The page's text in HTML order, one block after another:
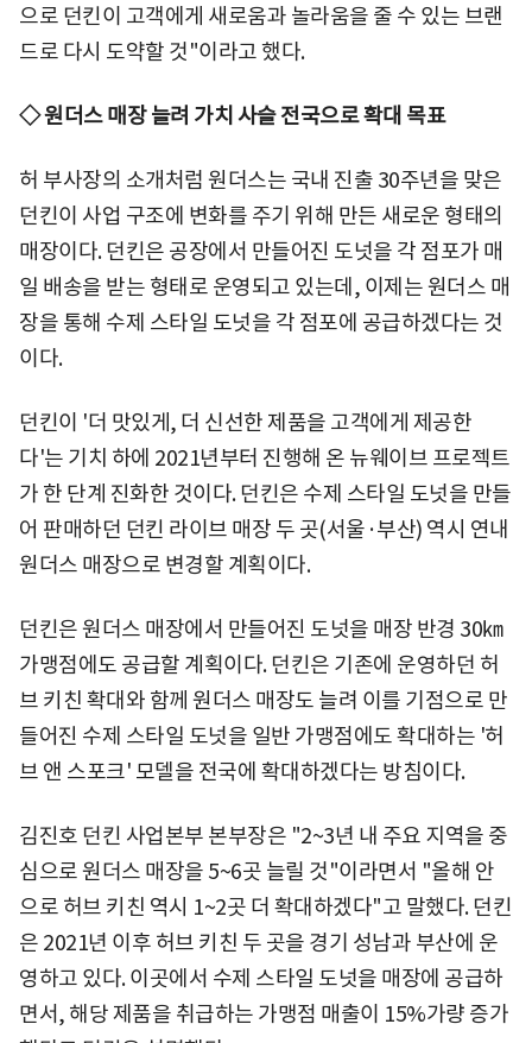
으로 던킨이 고객에게 새로움과 놀라움을 줄 수 있는 브랜
드로 다시 도약할 것"이라고 했다.
◇ 원더스 매장 늘려 가치 사슬 전국으로 확대 목표
허 부사장의 소개처럼 원더스는 국내 진출 30주년을 맞은
던킨이 사업 구조에 변화를 주기 위해 만든 새로운 형태의
매장이다. 던킨은 공장에서 만들어진 도넛을 각 점포가 매
일 배송을 받는 형태로 운영되고 있는데, 이제는 원더스 매
장을 통해 수제 스타일 도넛을 각 점포에 공급하겠다는 것
이다.
던킨이 '더 맛있게, 더 신선한 제품을 고객에게 제공한
다'는 기치 하에 2021년부터 진행해 온 뉴웨이브 프로젝트
가 한 단계 진화한 것이다. 던킨은 수제 스타일 도넛을 만들
어 판매하던 던킨 라이브 매장 두 곳(서울·부산) 역시 연내
원더스 매장으로 변경할 계획이다.
던킨은 원더스 매장에서 만들어진 도넛을 매장 반경 30㎞
가맹점에도 공급할 계획이다. 던킨은 기존에 운영하던 허
브 키친 확대와 함께 원더스 매장도 늘려 이를 기점으로 만
들어진 수제 스타일 도넛을 일반 가맹점에도 확대하는 '허
브 앤 스포크' 모델을 전국에 확대하겠다는 방침이다.
김진호 던킨 사업본부 본부장은 "2~3년 내 주요 지역을 중
심으로 원더스 매장을 5~6곳 늘릴 것"이라면서 "올해 안
으로 허브 키친 역시 1~2곳 더 확대하겠다"고 말했다. 던킨
은 2021년 이후 허브 키친 두 곳을 경기 성남과 부산에 운
영하고 있다. 이곳에서 수제 스타일 도넛을 매장에 공급하
면서, 해당 제품을 취급하는 가맹점 매출이 15%가량 증가